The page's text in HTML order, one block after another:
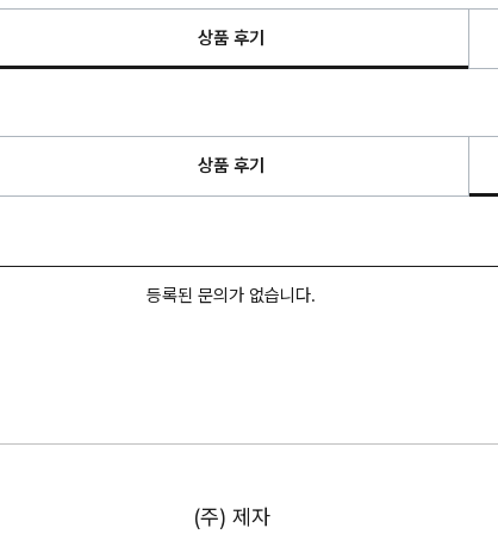
상품 후기
상품 후기
등록된 문의가 없습니다.
(주) 제자